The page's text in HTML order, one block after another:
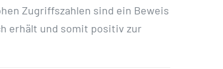
Zugriffszahlen sind ein Beweis
erhält und somit positiv zur